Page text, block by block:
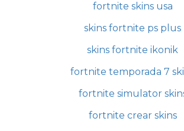
fortnite skins usa
skins fortnite ps plus
skins fortnite ikonik
fortnite temporada 7
fortnite simulator
fortnite crear skins